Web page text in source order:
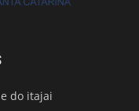
do itajai